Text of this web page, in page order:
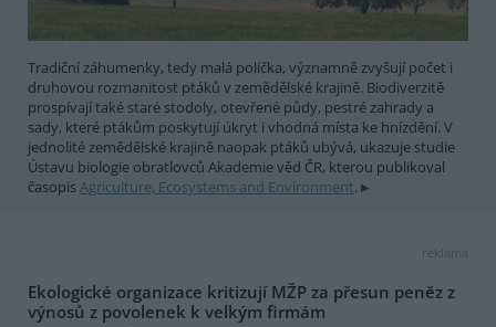
Tradiční záhumenky, tedy malá políčka, významně zvyšují počet i
druhovou rozmanitost ptáků v zemědělské krajině. Biodiverzitě
prospívají také staré stodoly, otevřené půdy, pestré zahrady a
sady, které ptákům poskytují úkryt i vhodná místa ke hnízdění. V
jednolité zemědělské krajině naopak ptáků ubývá, ukazuje studie
Ústavu biologie obratlovců Akademie věd ČR, kterou publikoval
časopisAgriculture, Ecosystems and Environment.
reklama
Ekologické organizace kritizují MŽP za přesun peněz z
výnosů z povolenek k velkým firmám